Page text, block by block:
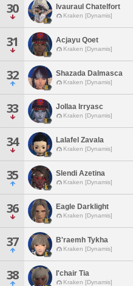
30 Ivauraul Chatelfort
Kraken [Dynamis]
31 Acjayu Qoet
Kraken [Dynamis]
32 Shazada Dalmasca
Kraken [Dynamis]
33 Jollaa Irryasc
Kraken [Dynamis]
34 Lalafel Zavala
Kraken [Dynamis]
35 Slendi Azetina
Kraken [Dynamis]
36 Eagle Darklight
Kraken [Dynamis]
37 B'raemh Tykha
Kraken [Dynamis]
38 I'chair Tia
Kraken [Dynamis]